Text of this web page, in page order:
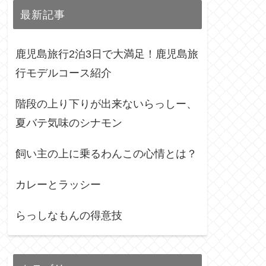
最新記事
鹿児島旅行2泊3日で大満足！鹿児島旅
行モデルコース紹介
階段の上り下りが出来ないらっしー、
夏バテ気味のシナモン
飼い主の上に乗るわんこの心情とは？
カレーとラッシー
らっしなもんの得意技